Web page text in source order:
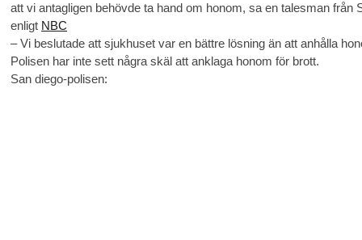
att vi antagligen behövde ta hand om honom, sa en talesman från
enligt NBC
– Vi beslutade att sjukhuset var en bättre lösning än att anhålla
Polisen har inte sett några skäl att anklaga honom för brott.
San diego-polisen: